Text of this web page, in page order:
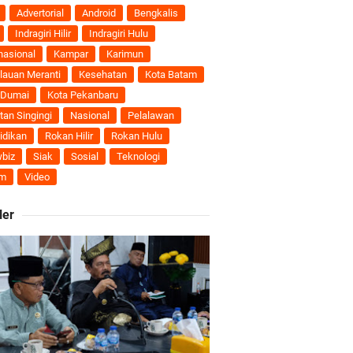
Ekonomi
Semakin Andal
Karya Nyata
Advertorial Android
Bengkalis
Indragiri Hilir
Indragiri Hulu
Kampar
Karimun
Meranti
Kesehatan
Kota Batam
Kota Pekanbaru
Singingi
Nasional
Pelalawan
Rokan Hilir
Rokan Hulu
Siak Sosial
Teknologi
Video